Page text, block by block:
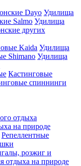
Dayo Удилища
Salmo Удилища
других
Kaida Удилища
Shimano Удилища
Кастинговые
спиннинги
отдыха
на природе
Репеллентные
розжиг и
отдыха на природе